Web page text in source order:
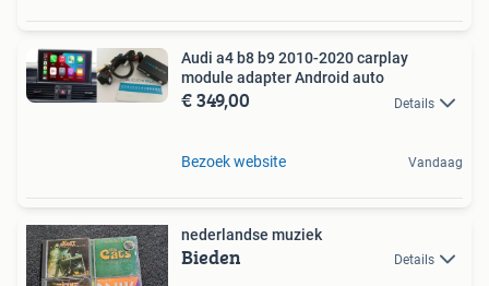
Audi a4 b8 b9 2010-2020 carplay
module adapter Android auto
€ 349,00 Details
Bezoek website Vandaag
nederlandse muziek
Bieden Details